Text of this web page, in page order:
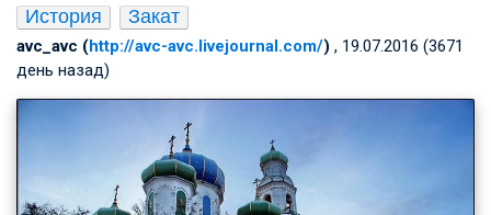
История
Закат
avc_avc (http://avc-avc.livejournal.com/) , 19.07.2016 (3671
день назад)